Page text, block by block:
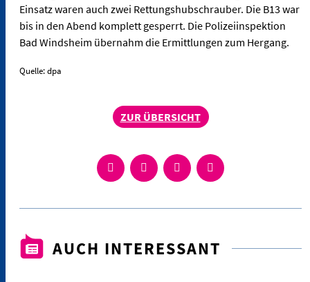
Einsatz waren auch zwei Rettungshubschrauber. Die B13 war
bis in den Abend komplett gesperrt. Die Polizeiinspektion
Bad Windsheim übernahm die Ermittlungen zum Hergang.
Quelle: dpa
ZUR ÜBERSICHT
AUCH INTERESSANT